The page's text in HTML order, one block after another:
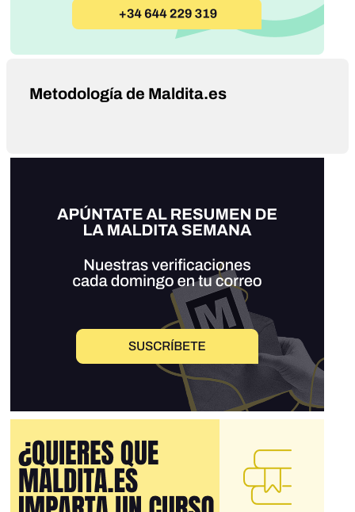
Metodología de Maldita.es